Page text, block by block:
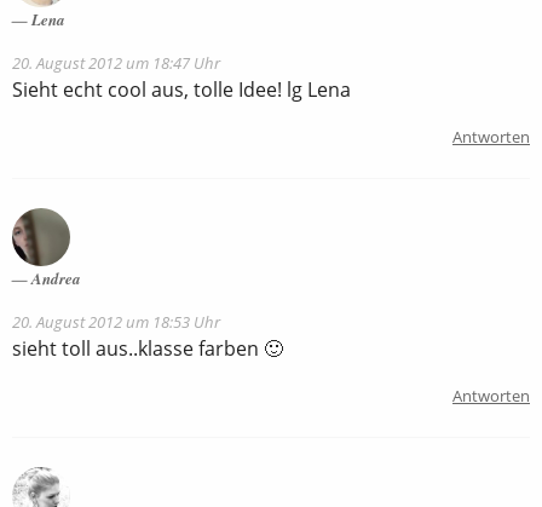
Lena
20. August 2012 um 18:47 Uhr
Sieht echt cool aus, tolle Idee! lg Lena
Antworten
Andrea
20. August 2012 um 18:53 Uhr
sieht toll aus..klasse farben 🙂
Antworten